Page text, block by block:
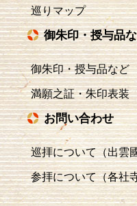
巡りマップ
御朱印・授与品
御朱印・授与品など
満願之証・朱印表装
お問い合わせ
巡拝について（出雲
参拝について（各社